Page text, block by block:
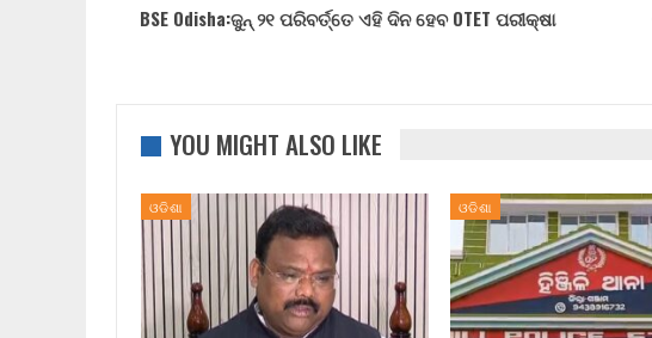
BSE Odisha:ଜୁନ୍ ୨୧ ପରିବର୍ତ୍ତେ ଏହି ଦିନ ହେବ OTET ପରୀକ୍ଷା
YOU MIGHT ALSO LIKE
ଓଡିଶା ଓଡିଶା